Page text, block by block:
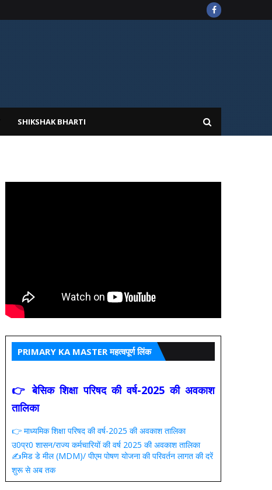
SHIKSHAK BHARTI
PRIMARY KA MASTER महत्वपूर्ण लिंक
👉 बेसिक शिक्षा परिषद की वर्ष-2025 की अवकाश
तालिका
👉 माध्यमिक शिक्षा परिषद की वर्ष-2025 की अवकाश तालिका
उ0प्र0 शासन/राज्य कर्मचारियों की वर्ष 2025 की अवकाश तालिका
✍️मिड डे मील (MDM)/ पीएम पोषण योजना की परिवर्तन लागत की दरें
शुरू से अब तक